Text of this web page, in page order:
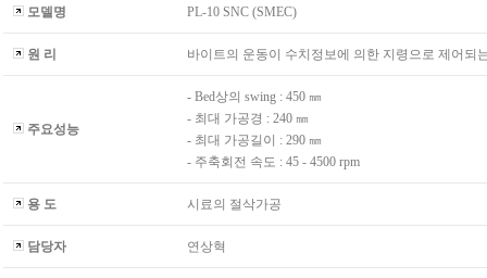
모델명 PL-10 SNC (SMEC)
원 리 바이트의 운동이 수치정보에 의한 지령으로 제어되
주요성능
- Bed상의 swing : 450 ㎜
- 최대 가공경 : 240 ㎜
- 최대 가공길이 : 290 ㎜
- 주축회전 속도 : 45 - 4500 rpm
용 도 시료의 절삭가공
담당자 연상혁